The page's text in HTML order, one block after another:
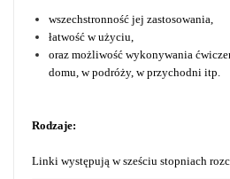
wszechstronność jej zastosowania,
łatwość w użyciu,
oraz możliwość wykonywania
domu, w podróży, w przychodni itp.
Rodzaje:
Linki występują w sześciu stopniach